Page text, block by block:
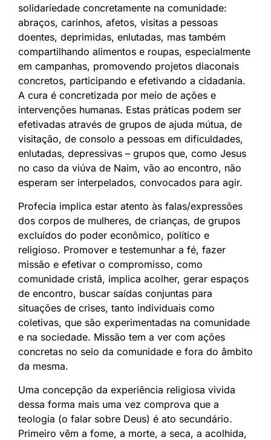
solidariedade concretamente na comunidade:
abraços, carinhos, afetos, visitas a pessoas
doentes, deprimidas, enlutadas, mas também
compartilhando alimentos e roupas, especialmente
em campanhas, promovendo projetos diaconais
concretos, participando e efetivando a cidadania.
A cura é concretizada por meio de ações e
intervenções humanas. Estas práticas podem ser
efetivadas através de grupos de ajuda mútua, de
visitação, de consolo a pessoas em dificuldades,
enlutadas, depressivas – grupos que, como Jesus
no caso da viúva de Naim, vão ao encontro, não
esperam ser interpelados, convocados para agir.
Profecia implica estar atento às falas/expressões
dos corpos de mulheres, de crianças, de grupos
excluídos do poder econômico, político e
religioso. Promover e testemunhar a fé, fazer
missão e efetivar o compromisso, como
comunidade cristã, implica acolher, gerar espaços
de encontro, buscar saídas conjuntas para
situações de crises, tanto individuais como
coletivas, que são experimentadas na comunidade
e na sociedade. Missão tem a ver com ações
concretas no seio da comunidade e fora do âmbito
da mesma.
Uma concepção da experiência religiosa vivida
dessa forma mais uma vez comprova que a
teologia (o falar sobre Deus) é ato secundário.
Primeiro vêm a fome, a morte, a seca, a acolhida,